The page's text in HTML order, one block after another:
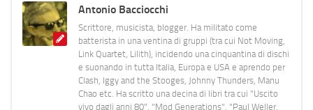
Antonio Bacciocchi
Scrittore, musicista, blogger. Ha militato come
batterista in una ventina di gruppi (tra cui Not Moving,
Link Quartet, Lilith), incidendo una cinquantina di dischi
e suonando in tutta Italia, Europa e USA e aprendo per
Clash, Iggy and the Stooges, Johnny Thunders, Manu
Chao etc. Ha scritto una decina di libri tra cui "Uscito
vivo dagli anni 80", "Mod Generations", "Paul Weller,